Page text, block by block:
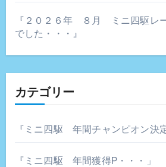
『２０２６年 ８月 ミニ四駆レ
でした・・・』
カテゴリー
『ミニ四駆 年間チャンピオン決
『ミニ四駆 年間獲得P・・・」